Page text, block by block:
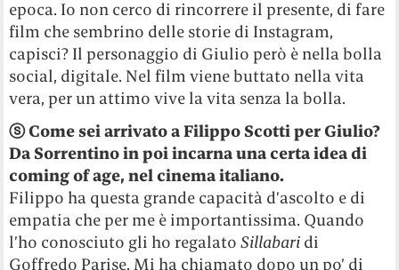
epoca. Io non cerco di rincorrere il presente, di fare
film che sembrino delle storie di Instagram,
capisci? Il personaggio di Giulio però è nella bolla
social, digitale. Nel film viene buttato nella vita
vera, per un attimo vive la vita senza la bolla.
ⓢ Come sei arrivato a Filippo Scotti per Giulio?
Da Sorrentino in poi incarna una certa idea di
coming of age, nel cinema italiano.
Filippo ha questa grande capacità d’ascolto e di
empatia che per me è importantissima. Quando
l’ho conosciuto gli ho regalatoSillabari di
Goffredo Parise. Mi ha chiamato dopo un po’ di